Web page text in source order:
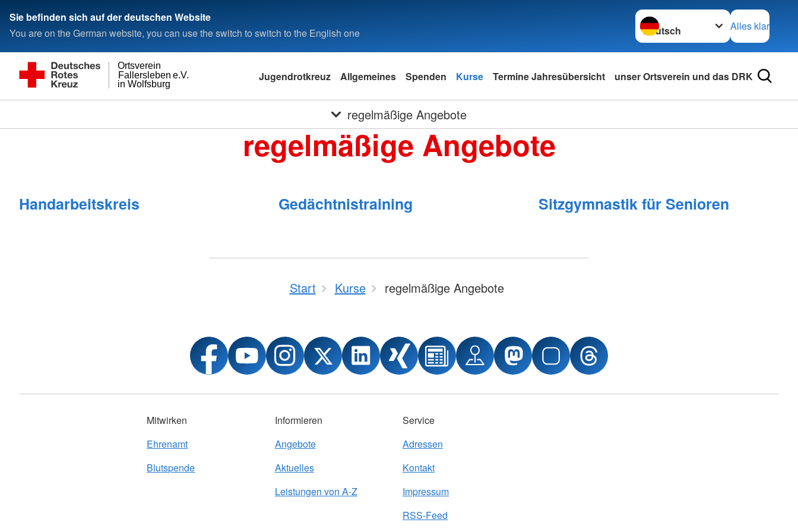
Sie befinden sich auf der deutschen Website
You are on the German website, you can use the switch to switch to the English one
Sprache wechseln zu
Alles klar
in Wolfsburg
Fallersleben e.V.
Ortsverein
Jugendrotkreuz Allgemeines Spenden Kurse Termine Jahresübersicht unser Ortsverein und das DRK
regelmäßige Angebote
regelmäßige Angebote
Handarbeitskreis Gedächtnistraining Sitzgymnastik für Senioren
Start Kurse regelmäßige Angebote
Mitwirken
Ehrenamt
Blutspende
Informieren
Angebote
Aktuelles
Leistungen von A-Z
Service
Adressen
Kontakt
Impressum
RSS-Feed